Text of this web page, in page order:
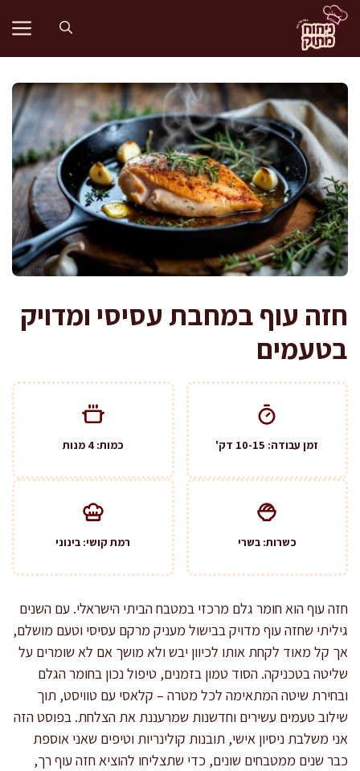
לדלג
לתוכן
חזה עוף במחבת עסיסי ומדויק
בטעמים
זמן עבודה: 10-15 דק' כמות: 4 מנות
כשרות: בשרי רמת קושי: בינוני
חזה עוף הוא חומר גלם מרכזי במטבח הביתי הישראלי. עם השנים
גיליתי שחזה עוף מדויק בבישול מעניק מרקם עסיסי וטעם מושלם,
אך קל מאוד לקחת אותו לכיוון יבש ולא מושך אם לא שומרים על
שליטה בטכניקה. הסוד טמון בזמנים, טיפול נכון בחומר הגלם
ובחירת שיטה המתאימה לכל מטרה – קלאסי עם טוויסט, תוך
שילוב טעמים עשירים וחדשנות שמרעננת את הצלחת. בפוסט הזה
אני משלבת ניסיון אישי, תובנות קולינריות וטיפים שאני אוספת
כבר שנים ממטבחים שונים, כדי שתצליחו להוציא חזה עוף רך,